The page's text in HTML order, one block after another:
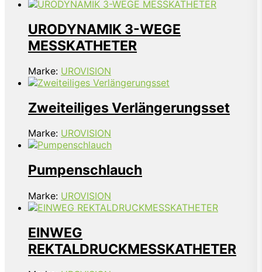
URODYNAMIK 3-WEGE
MESSKATHETER
Marke: UROVISION
Zweiteiliges Verlängerungsset
Marke: UROVISION
Pumpenschlauch
Marke: UROVISION
EINWEG
REKTALDRUCKMESSKATHETER